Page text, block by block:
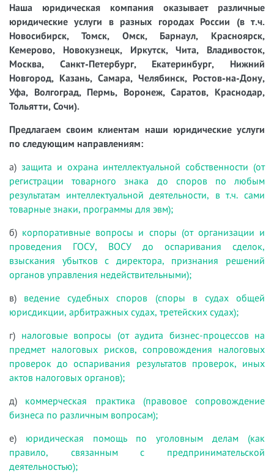
Наша юридическая компания оказывает различные
юридические услуги в разных городах России (в т.ч.
Новосибирск, Томск, Омск, Барнаул, Красноярск,
Кемерово, Новокузнецк, Иркутск, Чита, Владивосток,
Москва, Санкт-Петербург, Екатеринбург, Нижний
Новгород, Казань, Самара, Челябинск, Ростов-на-Дону,
Уфа, Волгоград, Пермь, Воронеж, Саратов, Краснодар,
Тольятти, Сочи).
Предлагаем своим клиентам наши юридические услуги
по следующим направлениям:
а) защита и охрана интеллектуальной собственности (от
регистрации товарного знака до споров по любым
результатам интеллектуальной деятельности, в т.ч. сами
товарные знаки, программы для эвм);
б) корпоративные вопросы и споры (от организации и
проведения ГОСУ, ВОСУ до оспаривания сделок,
взыскания убытков с директора, признания решений
органов управления недействительными);
в) ведение судебных споров (споры в судах общей
юрисдикции, арбитражных судах, третейских судах);
г) налоговые вопросы (от аудита бизнес-процессов на
предмет налоговых рисков, сопровождения налоговых
проверок до оспаривания результатов проверок, иных
актов налоговых органов);
д) коммерческая практика (правовое сопровождение
бизнеса по различным вопросам);
е) юридическая помощь по уголовным делам (как
правило, связанным с предпринимательской
деятельностью);